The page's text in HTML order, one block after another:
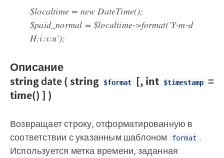
$localtime = new DateTime();
$paid_normal = $localtime->format('Y-m-d
H:i:s:u');
Описание
stringdate( string $format [, int $timestamp =
time() ] )
Возвращает строку, отформатированную в
соответствии с указанным шаблоном
format .
Используется метка времени, заданная